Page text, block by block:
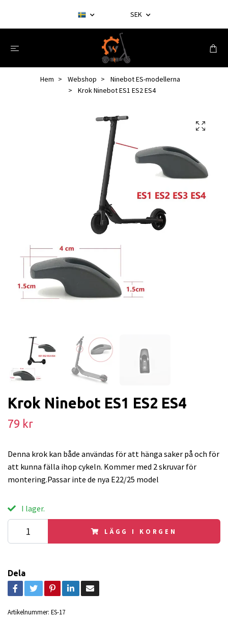
SEK
Hem Webshop
Ninebot ES-modellerna
Krok Ninebot ES1 ES2 ES4
Krok Ninebot ES1 ES2 ES4
79 kr
Denna krok kan både användas för att hänga saker på och för
att kunna fälla ihop cykeln. Kommer med 2 skruvar för
montering.Passar inte de nya E22/25 model
I lager.
LÄGG I KORGEN
Dela
Artikelnummer: ES-17